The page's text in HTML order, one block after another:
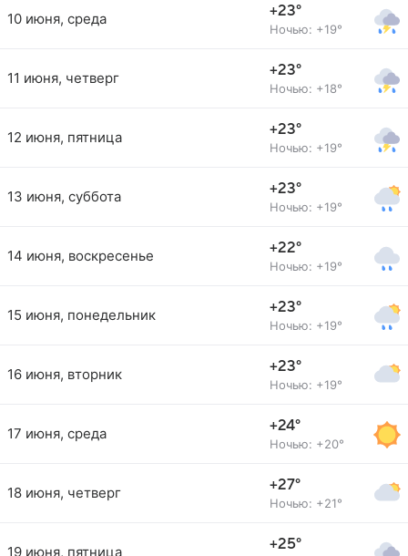
10 июня, среда +23°
Ночью: +19°
11 июня, четверг +23°
Ночью: +18°
12 июня, пятница +23°
Ночью: +19°
13 июня, суббота +23°
Ночью: +19°
14 июня, воскресенье +22°
Ночью: +19°
15 июня, понедельник +23°
Ночью: +19°
16 июня, вторник +23°
Ночью: +19°
17 июня, среда +24°
Ночью: +20°
18 июня, четверг +27°
Ночью: +21°
19 июня, пятница +25°